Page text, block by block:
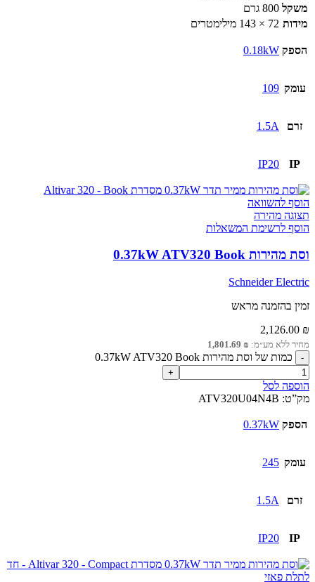
משקל 800 גרם
מידות 72 × 143 מילימטרים
הספק 0.18kW
עומק 109
זרם 1.5A
IP
IP20
הוסף להשוואה
תצוגה מהירה
הוסף לרשימת המשאלות
וסת מהירות 0.37kW ATV320 Book
Schneider Electric
זמין בהזמנה מראש
2,126.00 ₪
מחיר ללא מע״מ: 1,801.69 ₪
כמות של וסת מהירות 0.37kW ATV320 Book
הוספה לסל
מק”ט: ATV320U04N4B
הספק 0.37kW
עומק 245
זרם 1.5A
IP
IP20